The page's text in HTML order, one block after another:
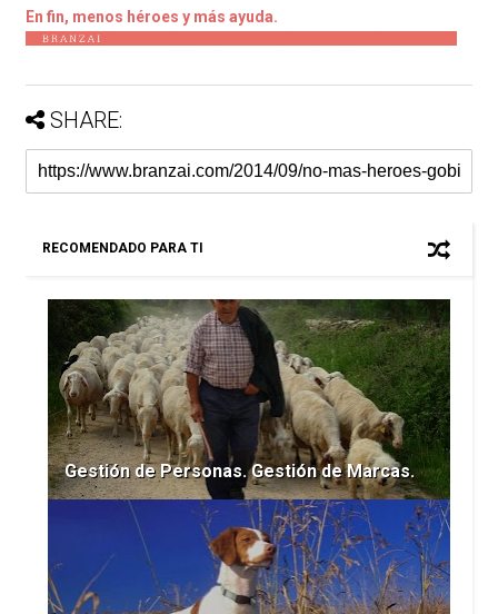
En fin, menos héroes y más ayuda.
SHARE:
RECOMENDADO PARA TI
Gestión de Personas. Gestión de Marcas.